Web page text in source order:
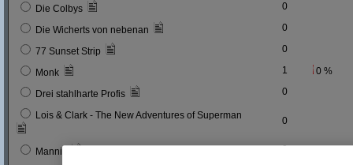
Die Colbys 0
Die Wicherts von nebenan 0
77 Sunset Strip 0
Monk 1 0 %
Drei stahlharte Profis 0
Lois & Clark - The New Adventures of Superman 0
Mannix 0